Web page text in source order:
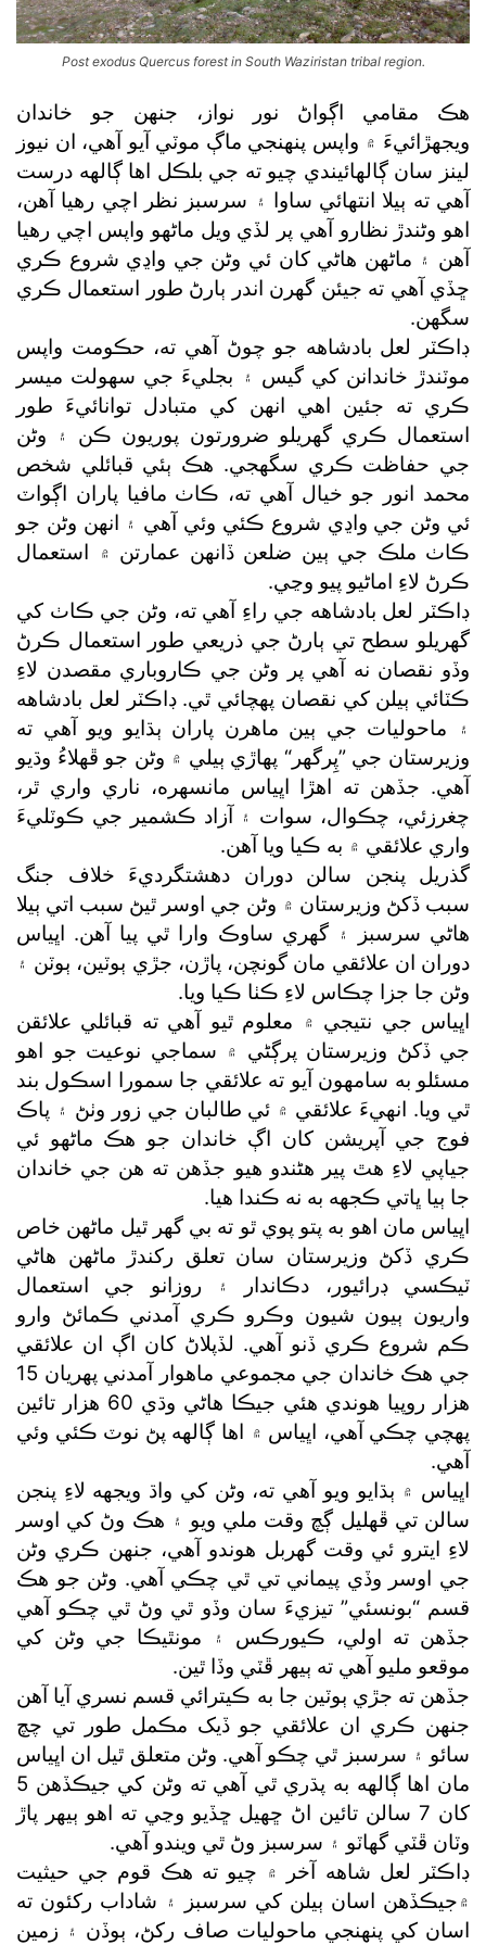
Post exodus Quercus forest in South Waziristan tribal region.
هڪ مقامي اڳواڻ نور نواز، جنهن جو خاندان
ويجهڙائيءَ ۾ واپس پنهنجي ماڳ موٽي آيو آهي، ان نيوز
لينز سان ڳالهائيندي چيو ته جي بلڪل اها ڳالهه درست
آهي ته ٻيلا انتهائي ساوا ۽ سرسبز نظر اچي رهيا آهن،
اهو وڻندڙ نظارو آهي پر لڏي ويل ماڻهو واپس اچي رهيا
آهن ۽ ماڻهن هاڻي کان ئي وڻن جي واڍي شروع ڪري
ڇڏي آهي ته جيئن گھرن اندر ٻارڻ طور استعمال ڪري
سگھن.
ڊاڪٽر لعل بادشاهه جو چوڻ آهي ته، حڪومت واپس
موٽندڙ خاندانن کي گيس ۽ بجليءَ جي سهولت ميسر
ڪري ته جئين اهي انهن کي متبادل توانائيءَ طور
استعمال ڪري گھريلو ضرورتون پوريون ڪن ۽ وڻن
جي حفاظت ڪري سگھجي. هڪ ٻئي قبائلي شخص
محمد انور جو خيال آهي ته، ڪاٺ مافيا پاران اڳواٽ
ئي وڻن جي واڍي شروع ڪئي وئي آهي ۽ انهن وڻن جو
ڪاٺ ملڪ جي ٻين ضلعن ڏانهن عمارتن ۾ استعمال
ڪرڻ لاءِ اماڻيو پيو وڃي.
ڊاڪٽر لعل بادشاهه جي راءِ آهي ته، وڻن جي ڪاٺ کي
گھريلو سطح تي ٻارڻ جي ذريعي طور استعمال ڪرڻ
وڏو نقصان نه آهي پر وڻن جي ڪاروباري مقصدن لاءِ
ڪٽائي ٻيلن کي نقصان پهچائي ٿي. ڊاڪٽر لعل بادشاهه
۽ ماحوليات جي ٻين ماهرن پاران ٻڌايو ويو آهي ته
وزيرستان جي ”پِرگھر“ پهاڙي ٻيلي ۾ وڻن جو ڦهلاءُ وڌيو
آهي. جڏهن ته اهڙا اڀياس مانسهره، ناري واري ٿر،
چغرزئي، چڪوال، سوات ۽ آزاد ڪشمير جي ڪوٽليءَ
واري علائقي ۾ به ڪيا ويا آهن.
گذريل پنجن سالن دوران دهشتگرديءَ خلاف جنگ
سبب ڏکڻ وزيرستان ۾ وڻن جي اوسر ٿيڻ سبب اتي ٻيلا
هاڻي سرسبز ۽ گهري ساوڪ وارا ٿي پيا آهن. اڀياس
دوران ان علائقي مان گونچن، پاڙن، جڙي ٻوٽين، ٻوٽن ۽
وڻن جا جزا چڪاس لاءِ ڪٺا ڪيا ويا.
اڀياس جي نتيجي ۾ معلوم ٿيو آهي ته قبائلي علائقن
جي ڏکڻ وزيرستان پرڳڻي ۾ سماجي نوعيت جو اهو
مسئلو به سامهون آيو ته علائقي جا سمورا اسڪول بند
ٿي ويا. انهيءَ علائقي ۾ ئي طالبان جي زور وٺڻ ۽ پاڪ
فوج جي آپريشن کان اڳ خاندان جو هڪ ماڻهو ئي
جياپي لاءِ هٿ پير هڻندو هيو جڏهن ته هن جي خاندان
جا ٻيا ڀاتي ڪجهه به نه ڪندا هيا.
اڀياس مان اهو به پتو پوي ٿو ته بي گھر ٿيل ماڻهن خاص
ڪري ڏکڻ وزيرستان سان تعلق رکندڙ ماڻهن هاڻي
ٽيڪسي ڊرائيور، دڪاندار ۽ روزانو جي استعمال
واريون ٻيون شيون وڪرو ڪري آمدني ڪمائڻ وارو
ڪم شروع ڪري ڏنو آهي. لڏپلاڻ کان اڳ ان علائقي
جي هڪ خاندان جي مجموعي ماهوار آمدني پهريان 15
هزار روپيا هوندي هئي جيڪا هاڻي وڌي 60 هزار تائين
پهچي چڪي آهي، اڀياس ۾ اها ڳالهه پڻ نوٽ ڪئي وئي
آهي.
اڀياس ۾ ٻڌايو ويو آهي ته، وڻن کي واڌ ويجهه لاءِ پنجن
سالن تي ڦهليل ڳچ وقت ملي ويو ۽ هڪ وڻ کي اوسر
لاءِ ايترو ئي وقت گھربل هوندو آهي، جنهن ڪري وڻن
جي اوسر وڏي پيماني تي ٿي چڪي آهي. وڻن جو هڪ
قسم “بونسئي” تيزيءَ سان وڏو ٿي وڻ ٿي چڪو آهي
جڏهن ته اولي، ڪيورڪس ۽ مونٿيڪا جي وڻن کي
موقعو مليو آهي ته ٻيهر ڦٽي وڏا ٿين.
جڏهن ته جڙي ٻوٽين جا به ڪيترائي قسم نسري آيا آهن
جنهن ڪري ان علائقي جو ڏيک مڪمل طور تي چچ
سائو ۽ سرسبز ٿي چڪو آهي. وڻن متعلق ٿيل ان اڀياس
مان اها ڳالهه به پڌري ٿي آهي ته وڻن کي جيڪڏهن 5
کان 7 سالن تائين اڻ ڇهيل ڇڏيو وڃي ته اهو ٻيهر پاڙ
وٽان ڦٽي گھاٽو ۽ سرسبز وڻ ٿي ويندو آهي.
ڊاڪٽر لعل شاهه آخر ۾ چيو ته هڪ قوم جي حيثيت
۾جيڪڏهن اسان ٻيلن کي سرسبز ۽ شاداب رکئون ته
اسان کي پنهنجي ماحوليات صاف رکڻ، ٻوڏن ۽ زمين